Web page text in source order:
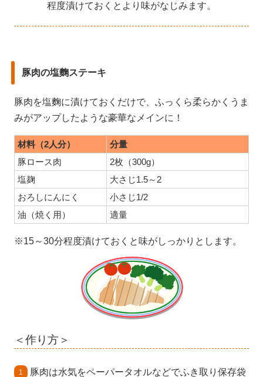
程度漬けておくとより味がなじみます。
豚肉の塩麴ステーキ
豚肉を塩麴に漬けておくだけで、ふっくら柔らかくうま
みがアップしたような豪華なメインに！
材料（2人分）
分量
豚ロース肉
2枚（300g）
塩麹
大さじ1.5～2
おろしにんにく
小さじ1/2
油（焼く用）
適量
※15～30分程度漬けておくと味がしっかりとします。
＜作り方＞
豚肉は水気をペーパータオルなどでふき取り保存袋